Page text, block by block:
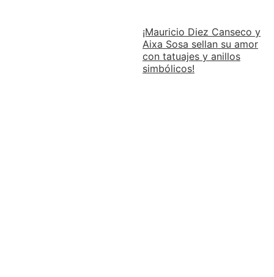
¡Mauricio Diez Canseco y
Aixa Sosa sellan su amor
con tatuajes y anillos
simbólicos!